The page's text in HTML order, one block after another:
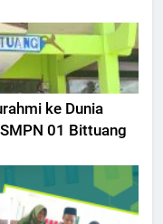
ke Dunia
01 Bittuang